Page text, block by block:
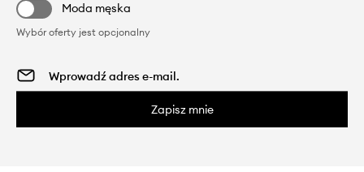
Moda męska
Wybór oferty jest opcjonalny
Zapisz mnie